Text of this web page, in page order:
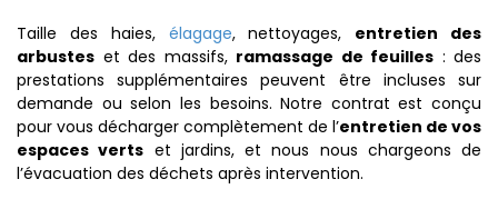
Taille des haies, élagage, nettoyages, entretien des
arbustes et des massifs, ramassage de feuilles : des
prestations supplémentaires peuvent être incluses sur
demande ou selon les besoins. Notre contrat est conçu
pour vous décharger complètement de l’entretien de vos
espaces verts et jardins, et nous nous chargeons de
l’évacuation des déchets après intervention.